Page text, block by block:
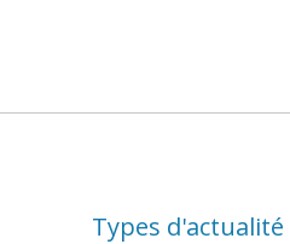
Types d'actualité